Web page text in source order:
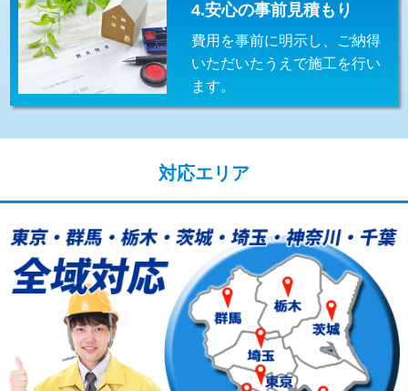
給水管工事※（バンド止め)
給水管工事※（支持金具設置) 5,500円
給水管工事※（保温材使用（バンド止
5,500円
用/3ｍまで)
給水管工事※（塩ビ管（VP・HI）使
用（追加）/3ｍ超え)
+8,800円
給水管工事※（ライニング鋼管・銅
管・ポリ管・HT管使用/3ｍまで)
44,000円
給水管工事※（ライニング鋼管・銅
+8,800円
4.安心の事前見積もり
費用を事前に明示し、ご納得
いただいたうえで施工を行い
ます。
対応エリア